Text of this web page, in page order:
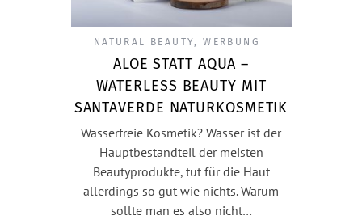
NATURAL BEAUTY,WERBUNG
ALOE STATT AQUA –
WATERLESS BEAUTY MIT
SANTAVERDE NATURKOSMETIK
Wasserfreie Kosmetik? Wasser ist der
Hauptbestandteil der meisten
Beautyprodukte, tut für die Haut
allerdings so gut wie nichts. Warum
sollte man es also nicht…